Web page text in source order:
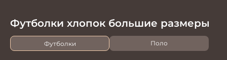
Футболки хлопок большие размеры
Футболки Поло